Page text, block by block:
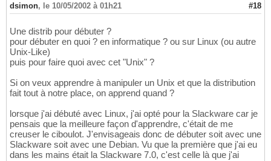
dsimon, le 10/05/2002 à 01h21 #18
Une distrib pour débuter ?
pour débuter en quoi ? en informatique ? ou sur Linux (ou autre
Unix-Like)
puis pour faire quoi avec cet "Unix" ?
Si on veux apprendre à manipuler un Unix et que la distribution
fait tout à notre place, on apprend quand ?
lorsque j'ai débuté avec Linux, j'ai opté pour la Slackware car je
pensais que la meilleure façon d'apprendre, c'était de me
creuser le ciboulot. J'envisageais donc de débuter soit avec une
Slackware soit avec une Debian. Vu que la première que j'ai eu
dans les mains était la Slackware 7.0, c'est celle là que j'ai